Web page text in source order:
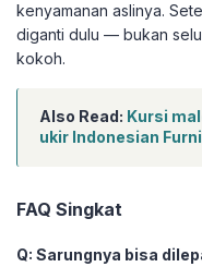
kenyamanan aslinya.
diganti dulu — bukan
kokoh.
Also Read: Kursi
ukir Indonesian
FAQ Singkat
Q: Sarungnya bisa